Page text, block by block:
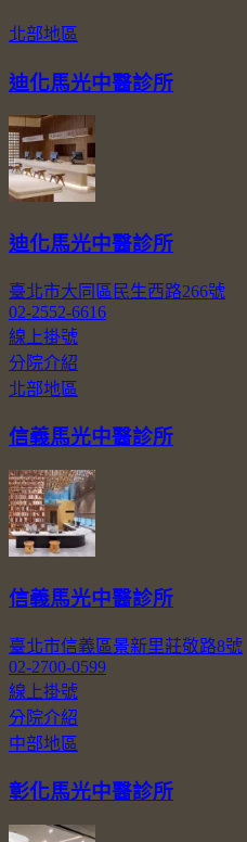
北部地區
迪化馬光中醫診所
迪化馬光中醫診所
臺北市大同區民生西路266號
02-2552-6616
線上掛號
分院介紹
北部地區
信義馬光中醫診所
信義馬光中醫診所
臺北市信義區景新里莊敬路8號
02-2700-0599
線上掛號
分院介紹
中部地區
彰化馬光中醫診所